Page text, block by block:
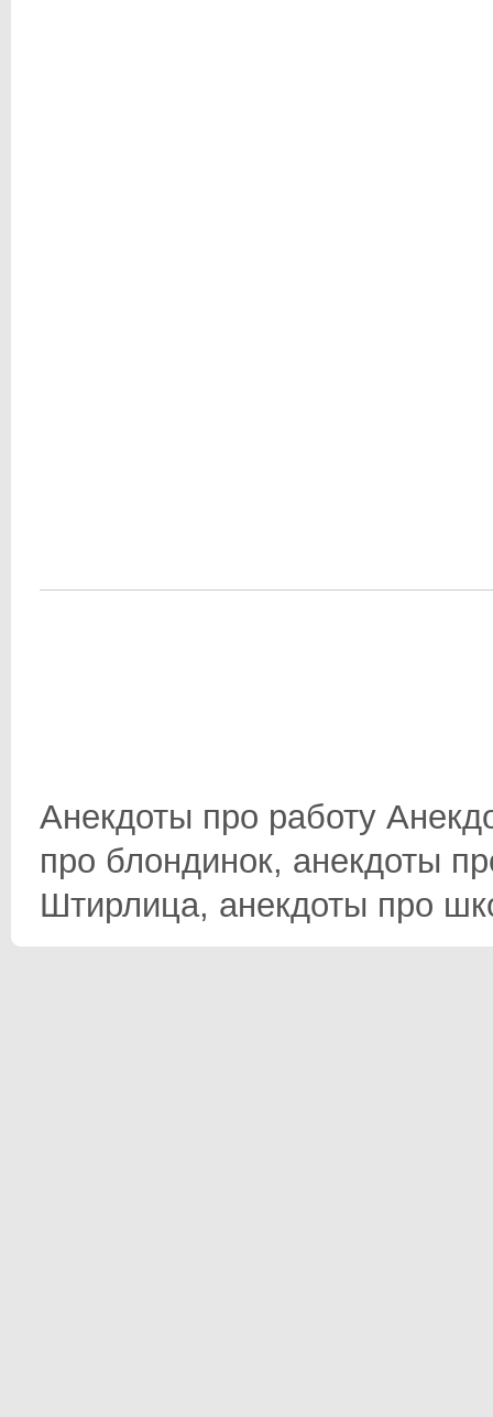
Анекдоты про работу
про блондинок, анекдоты
Штирлица, анекдоты про